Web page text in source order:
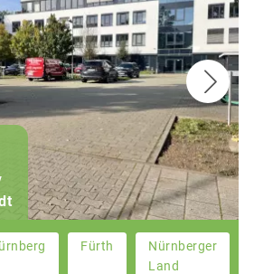
Fürth
Nürnberger
Land